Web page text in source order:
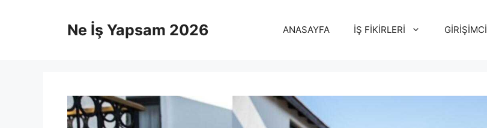
Ne İş Yapsam 2026 ANASAYFA İŞ FİKİRLERİ GİRİŞİMCİ